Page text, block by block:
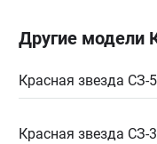
Другие модели
Красная звезда СЗ-
Красная звезда СЗ-